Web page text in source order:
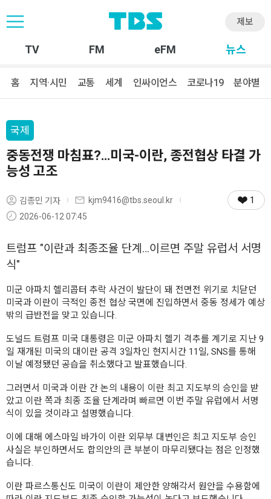
제보
TV FM eFM 뉴스
홈 지역·시민 교통 세계 인싸이언스 코로나19 분야별
국제
중동전쟁 마침표?…미국-이란, 종전협상 타결 가
능성 고조
김종민 기자
kjm9416@tbs.seoul.kr
2026-06-12 07:45
1
트럼프 "이란과 최종조율 단계…이르면 주말 유럽서 서명
식"
미군 아파치 헬리콥터 추락 사건이 발단이 돼 전면전 위기로 치닫던
미국과 이란이 극적인 종전 협상 국면에 진입하면서 중동 정세가 예상
밖의 급반전을 맞고 있습니다.
도널드 트럼프 미국 대통령은 미군 아파치 헬기 격추를 계기로 지난 9
일 재개된 미국의 대이란 공격 3일차인 현지시간 11일, SNS를 통해
이날 예정됐던 공습을 취소했다고 발표했습니다.
그러면서 미국과 이란 간 논의 내용이 이란 최고 지도부의 승인을 받
았고 이란 쪽과 최종 조율 단계라며 빠르면 이번 주말 유럽에서 서명
식이 있을 것이라고 설명했습니다.
이에 대해 에스마일 바가이 이란 외무부 대변인은 최고 지도부 승인
사실은 부인하면서도 합의안의 큰 부분이 마무리됐다는 점은 인정했
습니다.
이란 파르스통신도 미국이 이란이 제안한 양해각서 원안을 수용함에